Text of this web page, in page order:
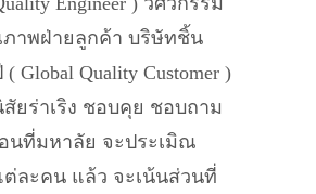
าพฝ่ายลูกค้า บริษัทชิ้น
Global Quality Customer )
สัยร่าเริง ชอบคุย ชอบถาม
นที่มหาลัย จะประเมิณ
ละคน แล้ว จะเน้นส่วนที่